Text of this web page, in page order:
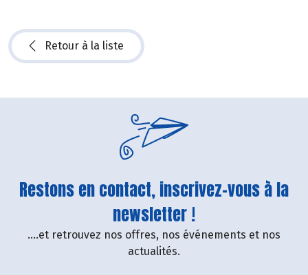
Retour à la liste
Restons en contact, inscrivez-vous à la
newsletter !
....et retrouvez nos offres, nos événements et nos
actualités.